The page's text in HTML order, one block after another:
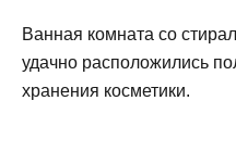
Ванная комната со
удачно расположились
хранения косметики.